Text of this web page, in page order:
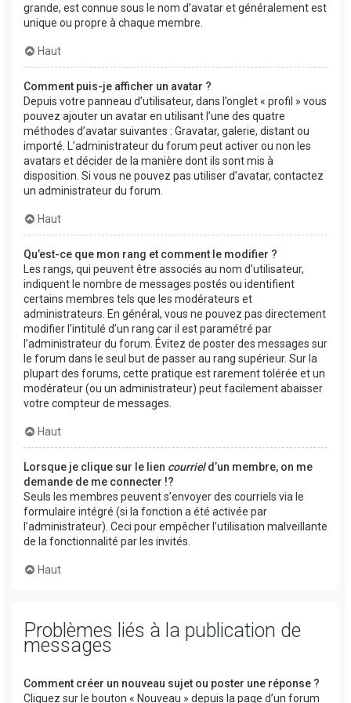
grande, est connue sous le nom d’avatar et généralement est
unique ou propre à chaque membre.
Haut
Comment puis-je afficher un avatar ?
Depuis votre panneau d’utilisateur, dans l’onglet « profil » vous
pouvez ajouter un avatar en utilisant l’une des quatre
méthodes d’avatar suivantes : Gravatar, galerie, distant ou
importé. L’administrateur du forum peut activer ou non les
avatars et décider de la manière dont ils sont mis à
disposition. Si vous ne pouvez pas utiliser d’avatar, contactez
un administrateur du forum.
Haut
Qu’est-ce que mon rang et comment le modifier ?
Les rangs, qui peuvent être associés au nom d’utilisateur,
indiquent le nombre de messages postés ou identifient
certains membres tels que les modérateurs et
administrateurs. En général, vous ne pouvez pas directement
modifier l’intitulé d’un rang car il est paramétré par
l’administrateur du forum. Évitez de poster des messages sur
le forum dans le seul but de passer au rang supérieur. Sur la
plupart des forums, cette pratique est rarement tolérée et un
modérateur (ou un administrateur) peut facilement abaisser
votre compteur de messages.
Haut
Lorsque je clique sur le lien courrield’un membre, on me
demande de me connecter !?
Seuls les membres peuvent s’envoyer des courriels via le
formulaire intégré (si la fonction a été activée par
l’administrateur). Ceci pour empêcher l’utilisation malveillante
de la fonctionnalité par les invités.
Haut
Problèmes liés à la publication de
messages
Comment créer un nouveau sujet ou poster une réponse ?
Cliquez sur le bouton « Nouveau » depuis la page d’un forum